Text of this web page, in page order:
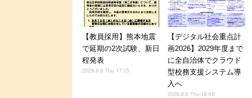
【教員採用】熊本地震
で延期の2次試験、新日
程発表
2026.8.6 Thu 17:15
【デジタル社会重点計
画2026】2029年度まで
に全自治体でクラウド
型校務支援システム導
入へ
2026.8.6 Thu 16:45